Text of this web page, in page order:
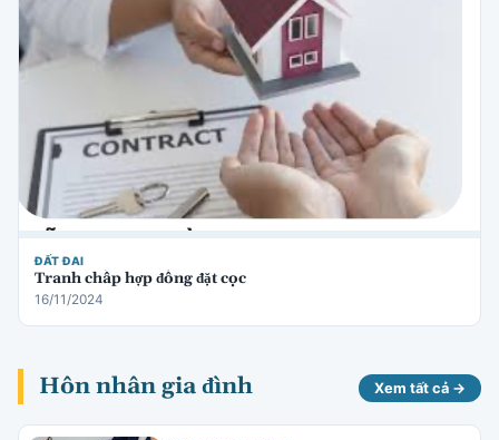
ĐẤT ĐAI
Tranh chấp hợp đồng đặt cọc
16/11/2024
Hôn nhân gia đình Xem tất cả →